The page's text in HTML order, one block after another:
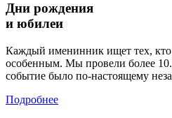
Дни рождения
и юбилеи
Каждый именинник ищет тех, кто
особенным. Мы провели более
событие было по-настоящему
Подробнее